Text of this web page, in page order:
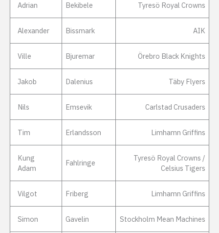
Adrian Bekibele Tyresö Royal Crowns
Alexander Bissmark AIK
Ville Bjuremar Örebro Black Knights
Jakob Dalenius Täby Flyers
Nils Emsevik Carlstad Crusaders
Tim Erlandsson Limhamn Griffins
Kung
Adam
Fahlringe
Tyresö Royal Crowns /
Celsius Tigers
Vilgot Friberg Limhamn Griffins
Simon Gavelin Stockholm Mean Machines